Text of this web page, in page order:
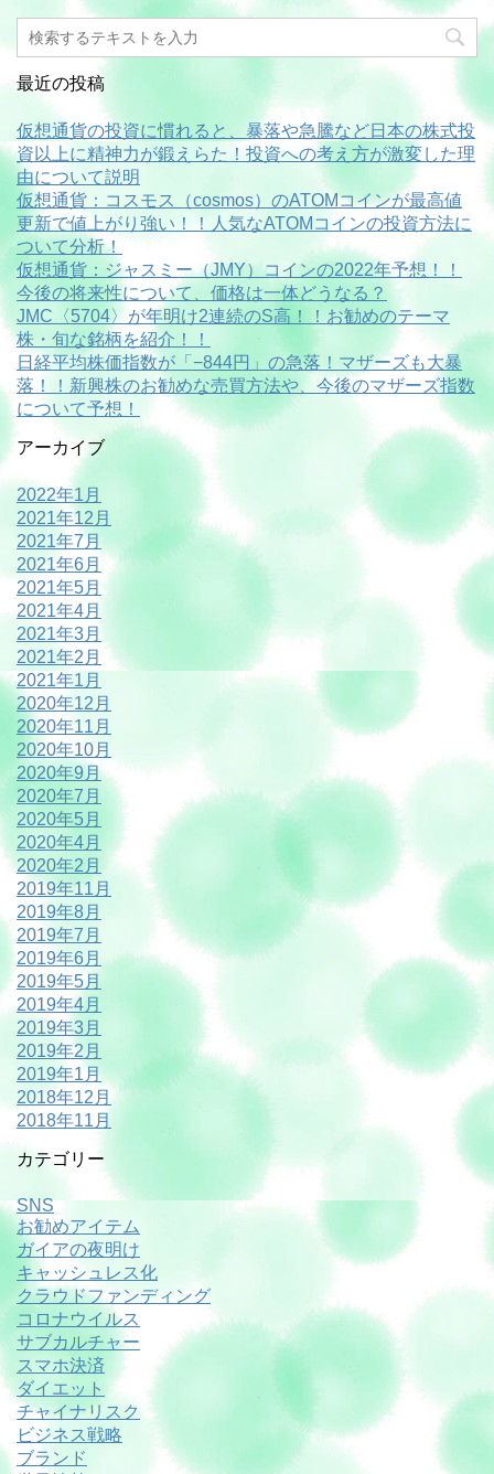
最近の投稿
仮想通貨の投資に慣れると、暴落や急騰など日本の株式投
資以上に精神力が鍛えらた！投資への考え方が激変した理
由について説明
仮想通貨：コスモス（cosmos）のATOMコインが最高値
更新で値上がり強い！！人気なATOMコインの投資方法に
ついて分析！
仮想通貨：ジャスミー（JMY）コインの2022年予想！！
今後の将来性について、価格は一体どうなる？
JMC〈5704〉が年明け2連続のS高！！お勧めのテーマ
株・旬な銘柄を紹介！！
日経平均株価指数が「−844円」の急落！マザーズも大暴
落！！新興株のお勧めな売買方法や、今後のマザーズ指数
について予想！
アーカイブ
2022年1月
2021年12月
2021年7月
2021年6月
2021年5月
2021年4月
2021年3月
2021年2月
2021年1月
2020年12月
2020年11月
2020年10月
2020年9月
2020年7月
2020年5月
2020年4月
2020年2月
2019年11月
2019年8月
2019年7月
2019年6月
2019年5月
2019年4月
2019年3月
2019年2月
2019年1月
2018年12月
2018年11月
カテゴリー
SNS
お勧めアイテム
ガイアの夜明け
キャッシュレス化
クラウドファンディング
コロナウイルス
サブカルチャー
スマホ決済
ダイエット
チャイナリスク
ビジネス戦略
ブランド